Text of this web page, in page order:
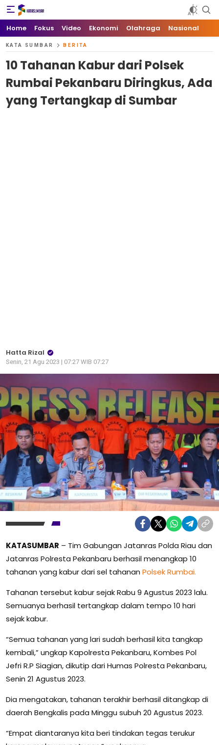
Kata Sumbar
Berita Sumbar Hari Ini
Home Fokus Video Ekonomi Olahraga Nasional
KATA SUMBAR BERITA
10 Tahanan Kabur dari Polsek
Rumbai Pekanbaru Diringkus, Ada
yang Tertangkap di Sumbar
Hatta Rizal
Senin, 21 Agu 2023 | 07:27 WIB 07:27
KATASUMBAR – Tim Gabungan Jatanras Polda Riau dan
Jatanras Polresta Pekanbaru berhasil menangkap 10
tahanan yang kabur dari sel tahanan Polsek Rumbai.
Tahanan tersebut kabur sejak Rabu 9 Agustus 2023 lalu.
Semuanya berhasil tertangkap dalam tempo 10 hari
sejak kabur.
“Semua tahanan yang lari sudah berhasil kita tangkap
kembali,” ungkap Kapolresta Pekanbaru, Kombes Pol
Jefri R.P Siagian, dikutip dari Humas Polresta Pekanbaru,
Senin 21 Agustus 2023.
Dia mengatakan, tahanan terakhir berhasil ditangkap di
daerah Bengkalis pada Minggu subuh 20 Agustus 2023.
“Empat diantaranya kita beri tindakan tegas terukur